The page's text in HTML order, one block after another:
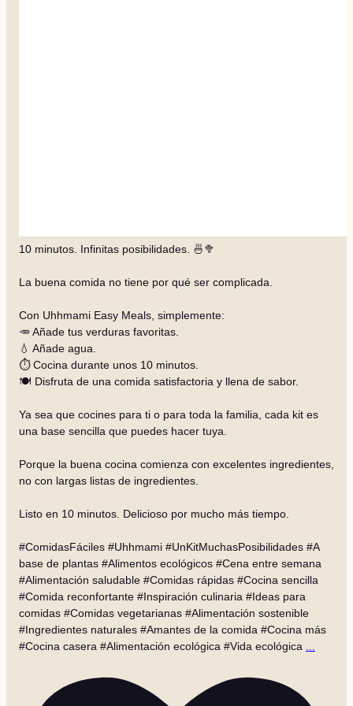
10 minutos. Infinitas posibilidades. 🍜🥦
La buena comida no tiene por qué ser complicada.
Con Uhhmami Easy Meals, simplemente:
🥕 Añade tus verduras favoritas.
💧 Añade agua.
⏱️ Cocina durante unos 10 minutos.
🍽️ Disfruta de una comida satisfactoria y llena de sabor.
Ya sea que cocines para ti o para toda la familia, cada kit es
una base sencilla que puedes hacer tuya.
Porque la buena cocina comienza con excelentes ingredientes,
no con largas listas de ingredientes.
Listo en 10 minutos. Delicioso por mucho más tiempo.
#ComidasFáciles #Uhhmami #UnKitMuchasPosibilidades #A
base de plantas #Alimentos ecológicos #Cena entre semana
#Alimentación saludable #Comidas rápidas #Cocina sencilla
#Comida reconfortante #Inspiración culinaria #Ideas para
comidas #Comidas vegetarianas #Alimentación sostenible
#Ingredientes naturales #Amantes de la comida #Cocina más
#Cocina casera #Alimentación ecológica #Vida ecológica